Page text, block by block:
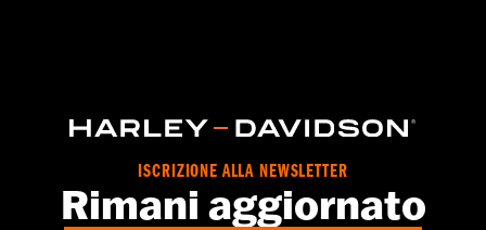
GARANZIA:Garanzia limitata di 1 anno – Visitare la pagina
ISCRIZIONE ALLA NEWSLETTER
Rimani aggiornato